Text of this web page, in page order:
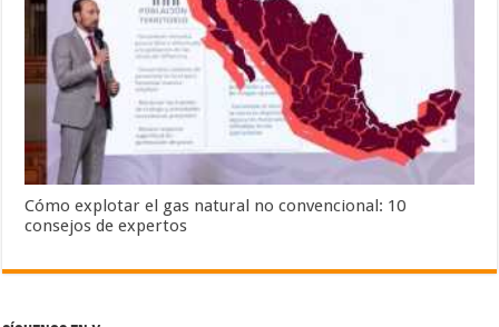
Cómo explotar el gas natural no convencional: 10
consejos de expertos